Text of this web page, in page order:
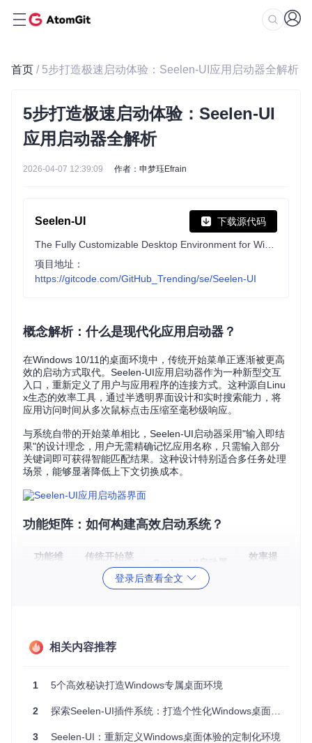
首页 / 5步打造极速启动体验：Seelen-UI应用启动器全解析
5步打造极速启动体验：Seelen-UI
应用启动器全解析
2026-04-07 12:39:09 作者：申梦珏Efrain
Seelen-UI 下载源代码
项目地址：
https://gitcode.com/GitHub_Trending/se/Seelen-UI
概念解析：什么是现代化应用启动器？
在Windows 10/11的桌面环境中，传统开始菜单正逐渐被更高
效的启动方式取代。Seelen-UI应用启动器作为一种新型交互
入口，重新定义了用户与应用程序的连接方式。这种源自Linu
x生态的效率工具，通过半透明界面设计和实时搜索能力，将
应用访问时间从多次鼠标点击压缩至毫秒级响应。
与系统自带的开始菜单相比，Seelen-UI启动器采用"输入即结
果"的设计理念，用户无需精确记忆应用名称，只需输入部分
关键词即可获得智能匹配结果。这种设计特别适合多任务处理
场景，能够显著降低上下文切换成本。
功能矩阵：如何构建高效启动系统？
功能维
传统开始菜
单
效率提
1次快捷键+关键
操作流
深度主题+行为配
用
登录后查看全文
相关内容推荐
1 5个高效秘诀打造Windows专属桌面环境
2 探索Seelen-UI插件系统：打造个性化Windows桌面体验完全指南
3 Seelen-UI：重新定义Windows桌面体验的定制化环境